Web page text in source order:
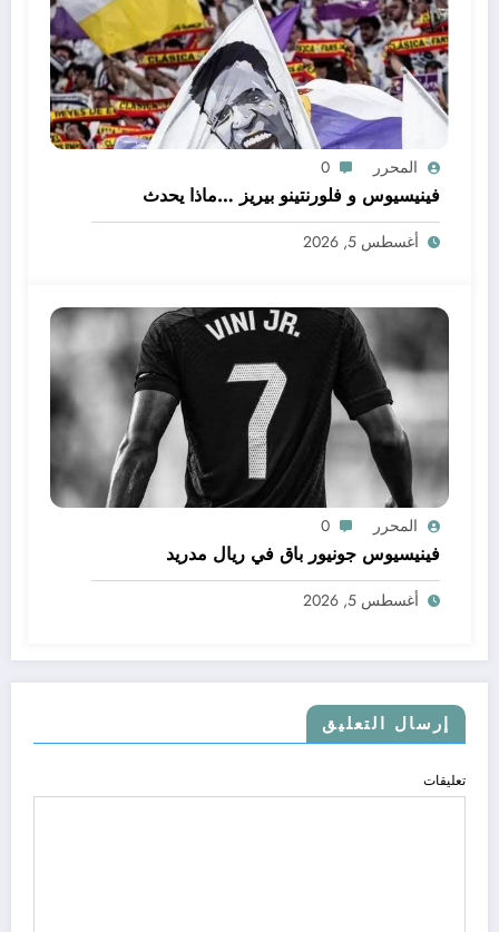
المحرر 0
فينيسيوس و فلورنتينو بيريز …ماذا يحدث
أغسطس 5, 2026
المحرر 0
فينيسيوس جونيور باق في ريال مدريد
أغسطس 5, 2026
إرسال التعليق
تعليقات